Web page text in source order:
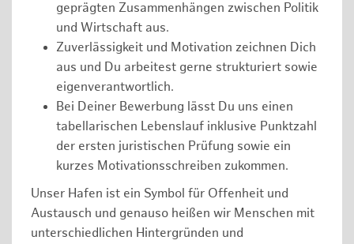
geprägten Zusammenhängen zwischen Politik
und Wirtschaft aus.
Zuverlässigkeit und Motivation zeichnen Dich
aus und Du arbeitest gerne strukturiert sowie
eigenverantwortlich.
Bei Deiner Bewerbung lässt Du uns einen
tabellarischen Lebenslauf inklusive Punktzahl
der ersten juristischen Prüfung sowie ein
kurzes Motivationsschreiben zukommen.
Unser Hafen ist ein Symbol für Offenheit und
Austausch und genauso heißen wir Menschen mit
unterschiedlichen Hintergründen und